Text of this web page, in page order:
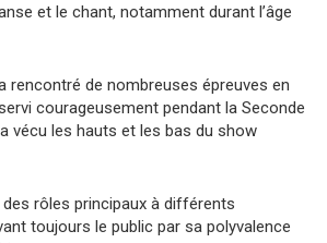
et le chant, notamment durant l’âge
rencontré de nombreuses épreuves en
courageusement pendant la Seconde
vécu les hauts et les bas du show
rôles principaux à différents
toujours le public par sa polyvalence